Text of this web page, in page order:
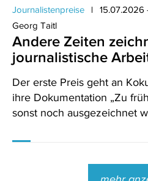
Journalistenpreise 15.07.2026
Georg Taitl
Andere Zeiten
journalistische
Der erste Preis geht an
ihre Dokumentation „Zu
sonst noch ausgezeichnet